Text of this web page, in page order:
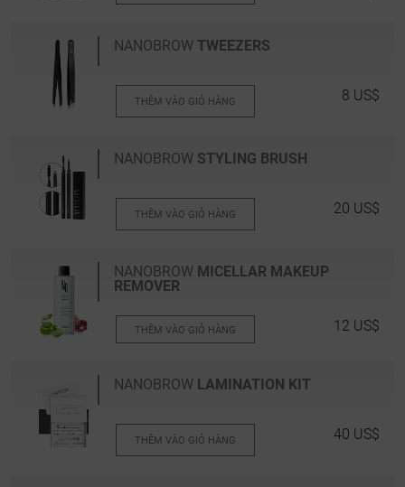
NANOBROW TWEEZERS
THÊM VÀO GIỎ HÀNG 8 US$
NANOBROW STYLING BRUSH
THÊM VÀO GIỎ HÀNG 20 US$
NANOBROW MICELLAR MAKEUP
REMOVER
THÊM VÀO GIỎ HÀNG 12 US$
NANOBROW LAMINATION KIT
THÊM VÀO GIỎ HÀNG 40 US$